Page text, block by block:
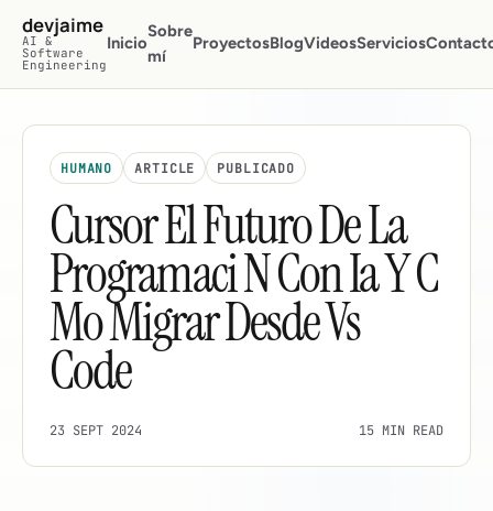
Saltar al contenido principal
devjaime
AI &
Software
Engineering
Inicio
Sobre
mí
ProyectosBlogVideosServicios
HUMANO ARTICLE PUBLICADO
Cursor El Futuro De La
Programaci N Con Ia Y C
Mo Migrar Desde Vs
Code
23 SEPT 2024 15 MIN READ